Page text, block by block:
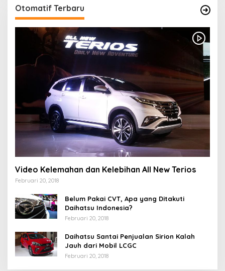
Otomatif Terbaru
Video Kelemahan dan Kelebihan All New Terios
Februari 20, 2018
Belum Pakai CVT, Apa yang Ditakuti
Daihatsu Indonesia?
Februari 20, 2018
Daihatsu Santai Penjualan Sirion Kalah
Jauh dari Mobil LCGC
Februari 20, 2018